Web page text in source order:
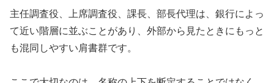
主任調査役、上席調査役、課長、部長代理は、銀行によっ
て近い階層に並ぶことがあり、外部から見たときにもっと
も混同しやすい肩書群です。